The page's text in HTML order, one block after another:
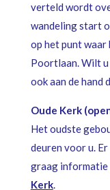
verteld wordt
wandeling start
op het punt
Poortlaan. Wilt u
ook aan de hand
Oude Kerk
Het oudste
deuren voor u.
graag informatie
Kerk.